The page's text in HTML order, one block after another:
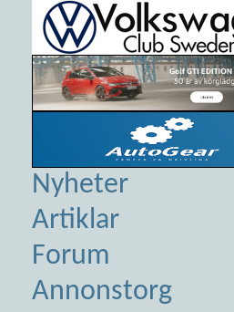
Nyheter
Artiklar
Forum
Annonstorg